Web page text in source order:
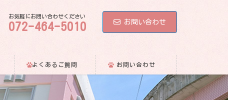
お気軽にお問い合わせください
072-464-5010 お問い合わせ
よくあるご質問 お問い合わせ